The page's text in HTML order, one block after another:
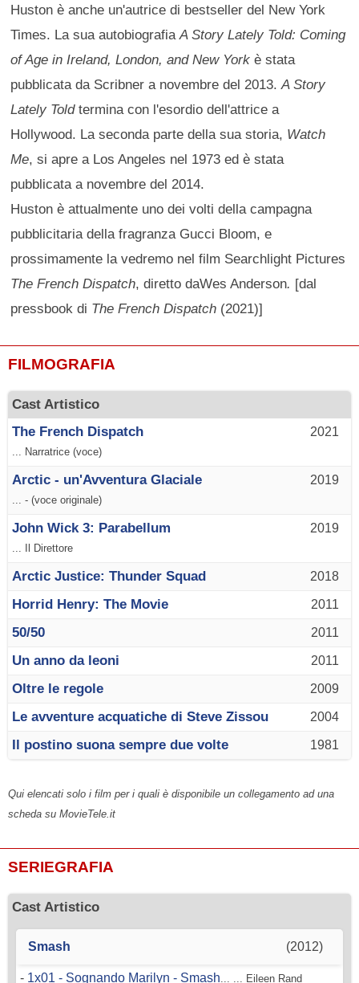
Huston è anche un'autrice di bestseller del New York
Times. La sua autobiografiaA Story Lately Told: Coming
of Age in Ireland, London, and New Yorkè stata
pubblicata da Scribner a novembre del 2013.A Story
Lately Toldtermina con l'esordio dell'attrice a
Hollywood. La seconda parte della sua storia, Watch
Me, si apre a Los Angeles nel 1973 ed è stata
pubblicata a novembre del 2014.
Huston è attualmente uno dei volti della campagna
pubblicitaria della fragranza Gucci Bloom, e
prossimamente la vedremo nel film Searchlight Pictures
The French Dispatch, diretto daWes Anderson. [dal
pressbook di The French Dispatch (2021)]
FILMOGRAFIA
Cast Artistico
2021
The French Dispatch
... Narratrice (voce)
2019
Arctic - un'Avventura Glaciale
... - (voce originale)
2019
John Wick 3: Parabellum
... Il Direttore
2018
Arctic Justice: Thunder Squad
2011
Horrid Henry: The Movie
2011
50/50
2011
Un anno da leoni
2009
Oltre le regole
2004
Le avventure acquatiche di Steve Zissou
1981
Il postino suona sempre due volte
Qui elencati solo i film per i quali è disponibile un collegamento ad una
scheda su MovieTele.it
SERIEGRAFIA
Cast Artistico
Smash (2012)
- 1x01 - Sognando Marilyn - Smash ... ... Eileen Rand